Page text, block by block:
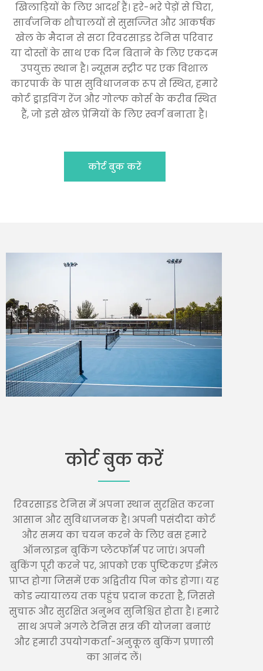
खिलाड़ियों के लिए आदर्श हैं। हरे-भरे पेड़ों से घिरा,
सार्वजनिक शौचालयों से सुसज्जित और आकर्षक
खेल के मैदान से सटा रिवरसाइड टेनिस परिवार
या दोस्तों के साथ एक दिन बिताने के लिए एकदम
उपयुक्त स्थान है। न्यूसम स्ट्रीट पर एक विशाल
कारपार्क के पास सुविधाजनक रूप से स्थित, हमारे
कोर्ट ड्राइविंग रेंज और गोल्फ कोर्स के करीब स्थित
हैं, जो इसे खेल प्रेमियों के लिए स्वर्ग बनाता है।
कोर्ट बुक करें
कोर्ट बुक करें
रिवरसाइड टेनिस में अपना स्थान सुरक्षित करना
आसान और सुविधाजनक है। अपनी पसंदीदा कोर्ट
और समय का चयन करने के लिए बस हमारे
ऑनलाइन बुकिंग प्लेटफॉर्म पर जाएं। अपनी
बुकिंग पूरी करने पर, आपको एक पुष्टिकरण ईमेल
प्राप्त होगा जिसमें एक अद्वितीय पिन कोड होगा। यह
कोड न्यायालय तक पहुंच प्रदान करता है, जिससे
सुचारू और सुरक्षित अनुभव सुनिश्चित होता है। हमारे
साथ अपने अगले टेनिस सत्र की योजना बनाएं
और हमारी उपयोगकर्ता-अनुकूल बुकिंग प्रणाली
का आनंद लें।